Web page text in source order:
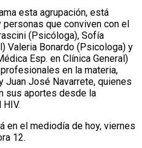
esta agrupación, está
que conviven con el
(Psicóloga), Sofía
Valeria Bonardo (Psicologa) y
Esp. en Clínica General)
en la materia,
Juan José Navarrete, quienes
sus aportes desde la
en el mediodía de hoy, viernes
12.